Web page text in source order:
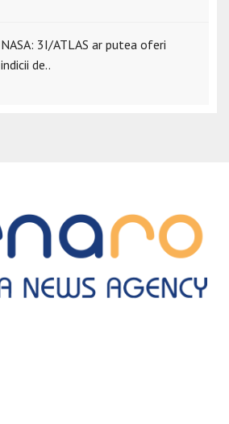
NASA: 3I/ATLAS ar putea oferi
indicii de..